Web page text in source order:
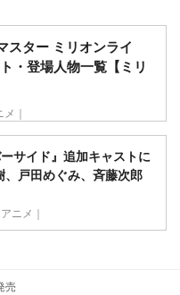
スター ミリオンライ
・登場人物一覧【ミリ
メ｜
サイド』追加キャストに
戸田めぐみ、斉藤次郎
アニメ｜
売